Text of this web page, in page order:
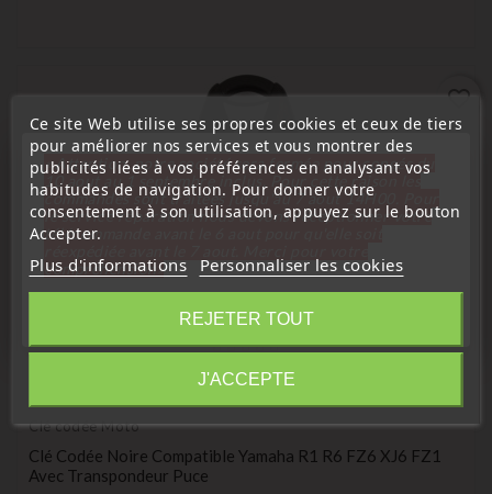
4,2/ 5) sur 10 note(s)
Clé codée Moto
Clé Codée Noire Compatible Yamaha R1 R6 FZ6 XJ6 FZ1
Avec Transpondeur Puce
favorite_border
Ce site Web utilise ses propres cookies et ceux de tiers
pour améliorer nos services et vous montrer des
publicités liées à vos préférences en analysant vos
habitudes de navigation. Pour donner votre
consentement à son utilisation, appuyez sur le bouton
Accepter.
Plus d'informations Personnaliser les cookies
REJETER TOUT
J'ACCEPTE
« Attention, notre société sera fermée pour congés du
10 aout au 1 septembre inclus. Pour cette raison les
commandes sont traitées jusqu'au 7 aout 14H00. Pour
le service réparation nous devons réceptionner votre
télécommande avant le 6 aout pour qu'elle soit
compréhension»
Fermer
Information